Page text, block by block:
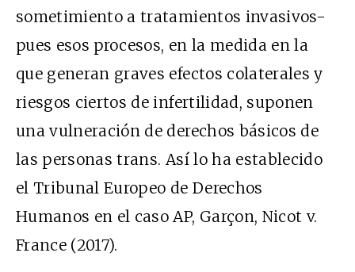
sometimiento a tratamientos invasivos-
pues esos procesos, en la medida en la
que generan graves efectos colaterales y
riesgos ciertos de infertilidad, suponen
una vulneración de derechos básicos de
las personas trans. Así lo ha establecido
el Tribunal Europeo de Derechos
Humanos en el caso AP, Garçon, Nicot v.
France (2017).